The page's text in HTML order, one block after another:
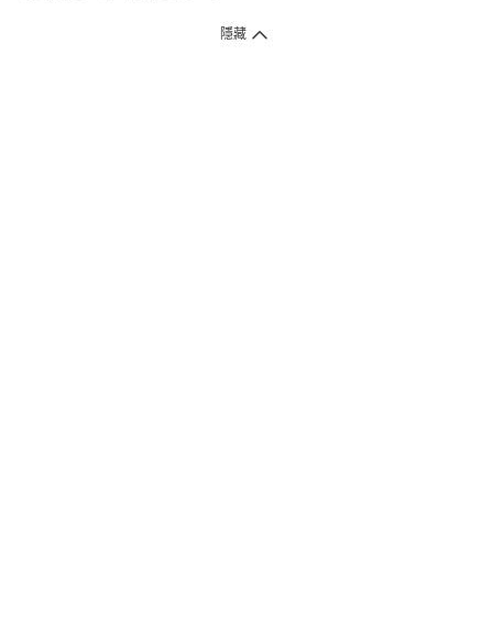
隱藏